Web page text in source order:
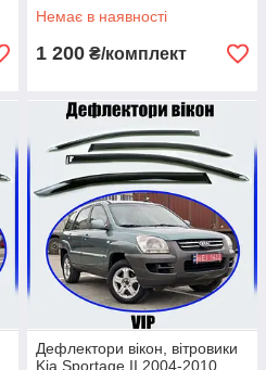
Немає в наявності
1 200 ₴/комплект
Дефлектори вікон, вітровики
Kia Sportage II 2004-2010